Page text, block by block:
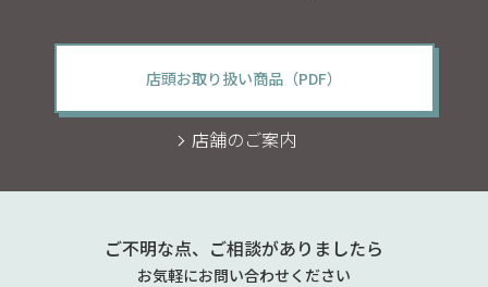
店頭お取り扱い商品（PDF）
店舗のご案内
ご不明な点、ご相談がありましたら
お気軽にお問い合わせください